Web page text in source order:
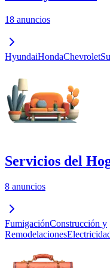
18 anuncios
HyundaiHondaChevrolet
Servicios del
8 anuncios
FumigaciónConstrucción y
Remodelaciones